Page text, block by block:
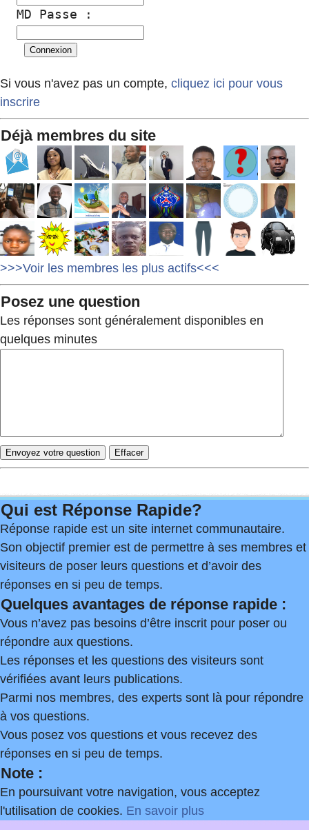
MD Passe :
Si vous n'avez pas un compte, cliquez ici pour vous
inscrire
Déjà membres du site
>>>Voir les membres les plus actifs<<<
Posez une question
Les réponses sont généralement disponibles en
quelques minutes
Qui est Réponse Rapide?
Réponse rapide est un site internet communautaire.
Son objectif premier est de permettre à ses membres et
visiteurs de poser leurs questions et d’avoir des
réponses en si peu de temps.
Quelques avantages de réponse rapide :
Vous n’avez pas besoins d’être inscrit pour poser ou
répondre aux questions.
Les réponses et les questions des visiteurs sont
vérifiées avant leurs publications.
Parmi nos membres, des experts sont là pour répondre
à vos questions.
Vous posez vos questions et vous recevez des
réponses en si peu de temps.
Note :
En poursuivant votre navigation, vous acceptez
l'utilisation de cookies. En savoir plus